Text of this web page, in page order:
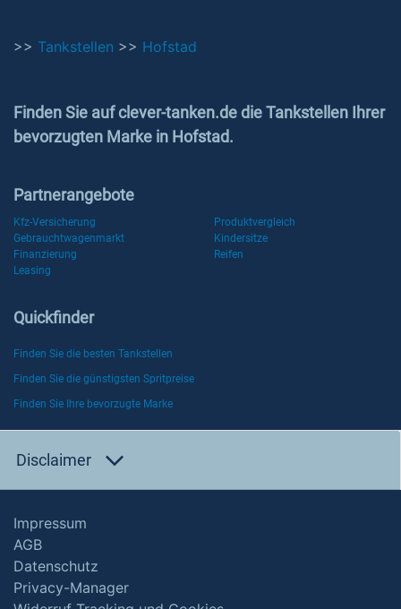
>> Tankstellen >> Hofstad
Finden Sie auf clever-tanken.de die Tankstellen Ihrer
bevorzugten Marke in Hofstad.
Partnerangebote
Kfz-Versicherung
Produktvergleich
Gebrauchtwagenmarkt
Kindersitze
Finanzierung
Reifen
Leasing
Quickfinder
Finden Sie die besten Tankstellen
Finden Sie die günstigsten Spritpreise
Finden Sie Ihre bevorzugte Marke
Disclaimer
Impressum
AGB
Datenschutz
Privacy-Manager